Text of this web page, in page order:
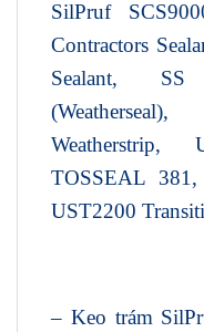
SilPruf
Contractors
Sealant, SS
TOSSEAL
UST2200
– Keo trám